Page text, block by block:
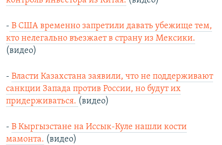
- В США временно запретили давать убежище тем,
кто нелегально въезжает в страну из Мексики.
(видео)
- Власти Казахстана заявили, что не поддерживают
санкции Запада против России, но будут их
придерживаться. (видео)
- В Кыргызстане на Иссык-Куле нашли кости
мамонта. (видео)